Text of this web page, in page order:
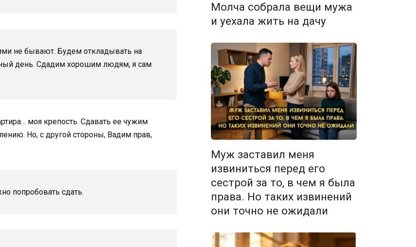
не бывают. Будем откладывать на
день. Сдадим хорошим людям, я сам
моя крепость. Сдавать ее чужим
Но, с другой стороны, Вадим прав,
попробовать сдать.
Молча собрала вещи мужа
и уехала жить на дачу
Муж заставил меня
извиниться перед его
сестрой за то, в чем я была
права. Но таких извинений
они точно не ожидали